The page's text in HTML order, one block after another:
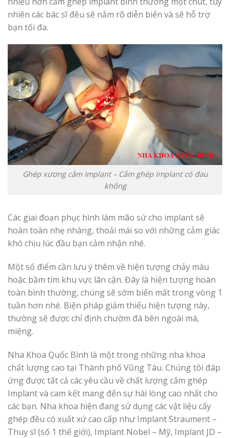
nhiên các bác sĩ đều sẽ nắm rõ diễn biến và sẽ hỗ trợ
bạn tối đa.
Ghép xương cắm Implant – Cắm ghép Implant có đau
không
Các giai đoạn phục hình làm mão sứ cho implant sẽ
hoàn toàn nhẹ nhàng, thoải mái so với những cảm giác
khó chịu lúc đầu bạn cảm nhận nhé.
Một số điểm cần lưu ý thêm về hiện tượng chảy máu
hoặc bầm tím khu vực lân cận. Đây là hiện tượng hoàn
toàn bình thường, chúng sẽ sớm biến mất trong vòng 1
tuần hơn nhé. Biện pháp giảm thiểu hiện tượng này,
thường sẽ được chỉ định chườm đá bên ngoài má,
miệng.
Nha Khoa Quốc Bình là một trong những nha khoa
chất lượng cao tại Thành phố Vũng Tàu. Chúng tôi đáp
ứng được tất cả các yêu cầu về chất lượng cắm ghép
Implant và cam kết mang đến sự hài lòng cao nhất cho
các bạn. Nha khoa hiện đang sử dụng các vật liệu cấy
ghép đều có xuất xứ cao cấp như Implant Straument –
Thuỵ sĩ (số 1 thế giới), Implant Nobel – Mỹ, Implant JD –